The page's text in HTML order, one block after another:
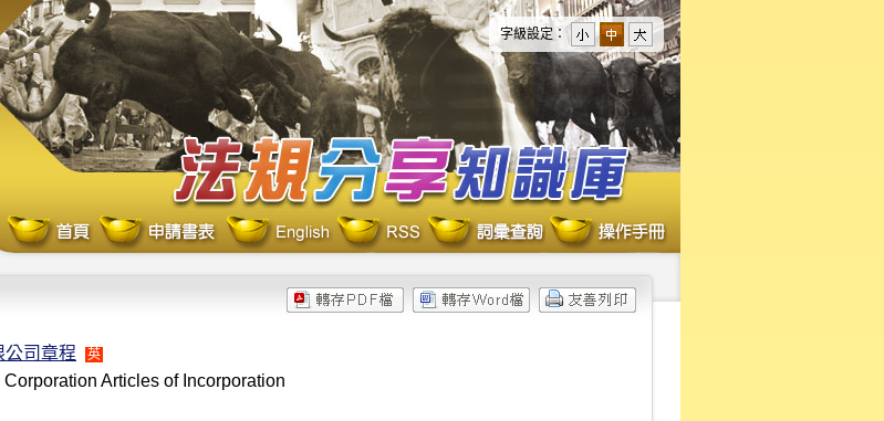
字級設定：
公司章程 英
Articles of Incorporation